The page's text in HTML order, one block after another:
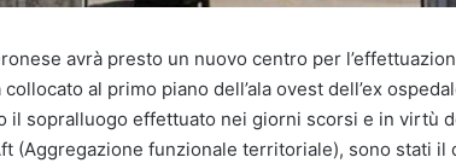
avrà presto un nuovo centro per
al primo piano dell’ala ovest dell’ex
il sopralluogo effettuato nei giorni scorsi e in virtù
(Aggregazione funzionale territoriale), sono stati